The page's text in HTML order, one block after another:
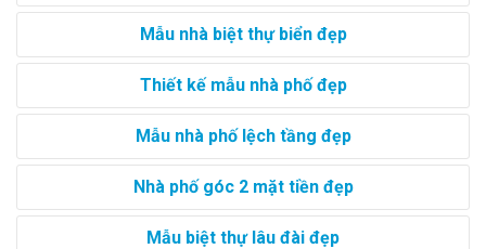
Mẫu nhà biệt thự biển đẹp
Thiết kế mẫu nhà phố đẹp
Mẫu nhà phố lệch tầng đẹp
Nhà phố góc 2 mặt tiền đẹp
Mẫu biệt thự lâu đài đẹp